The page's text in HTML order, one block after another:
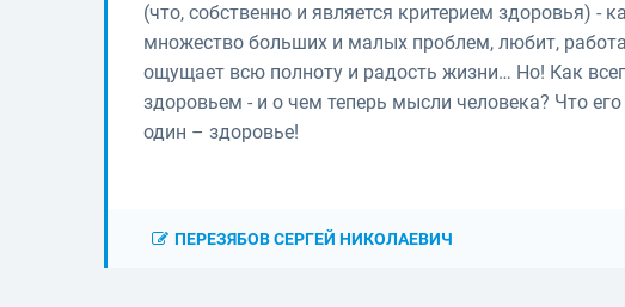
(что, собственно и является критерием здоровья) -
множество больших и малых проблем, любит,
ощущает всю полноту и радость жизни… Но! Как
здоровьем - и о чем теперь мысли человека? Что
один – здоровье!
ПЕРЕЗЯБОВ СЕРГЕЙ НИКОЛАЕВИЧ